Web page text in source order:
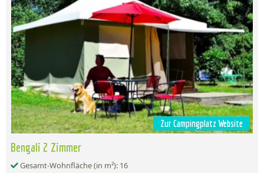
Zur Campingplatz Website
Bengali 2 Zimmer
Gesamt-Wohnfläche (in m²): 16